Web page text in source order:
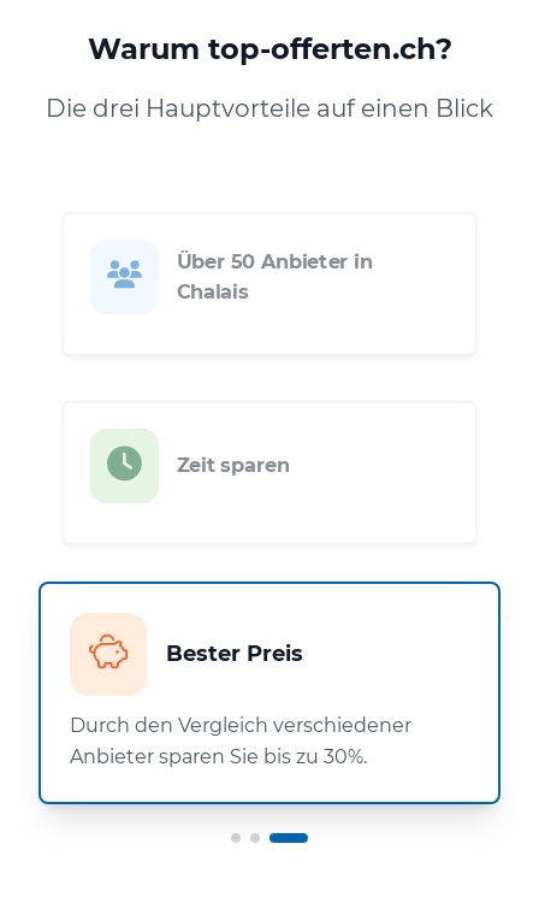
Warum top-offerten.ch?
Die drei Hauptvorteile auf einen Blick
Über 50 Anbieter in
Chalais
Zeit sparen
Bester Preis
Durch den Vergleich verschiedener
Anbieter sparen Sie bis zu 30%.